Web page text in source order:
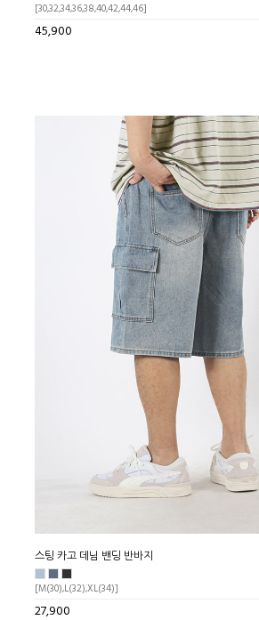
[30,32,34,36,38,40,42,44,46]
45,900
스팅 카고 데님 밴딩 반바지
[M(30),L(32),XL(34)]
27,900